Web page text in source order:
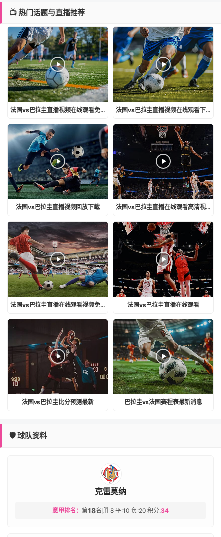
📺 热门话题与直播推荐
法国vs巴拉圭直播视频在线观看免费 法国vs巴拉圭直播视频在线观看下载
法国vs巴拉圭直播视频回放下载 法国vs巴拉圭直播在线观看高清视频
法国vs巴拉圭直播在线观看视频免费 法国vs巴拉圭直播在线观看
法国vs巴拉圭比分预测最新 巴拉圭vs法国赛程表最新消息
🛡️ 球队资料
克雷莫纳
意甲排名： 第18名 胜:8 平:10 负:20 积分:34